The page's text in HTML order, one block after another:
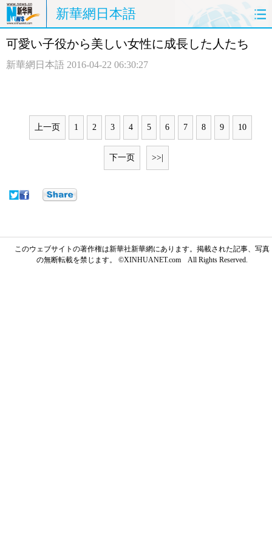
新華網日本語
ホームページ 政治 経済
中日対訳
可愛い子役から美しい女性に成長した人たち
新華網日本語 2016-04-22 06:30:27
上一页 1 2 3 4 5 6 7 8 9 10
下一页 >>|
このウェブサイトの著作権は新華社新華網にあります。掲載された記事、写真
の無断転載を禁じます。 ©XINHUANET.com All Rights Reserved.